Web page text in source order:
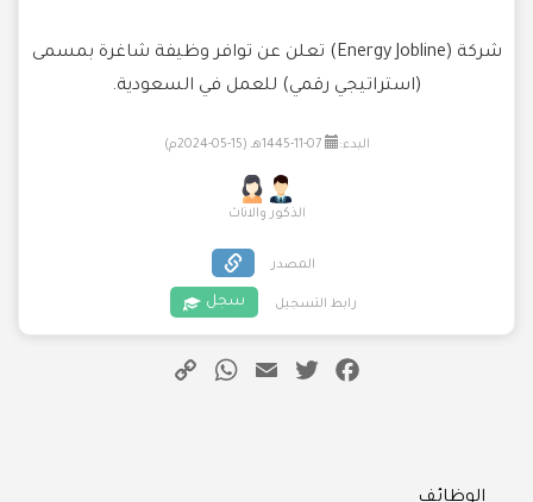
شركة (Energy Jobline) تعلن عن توافر وظيفة شاغرة بمسمى
(استراتيجي رقمي) للعمل في السعودية.
البدء: 07-11-1445هـ (15-05-2024م)
الذكور والاناث
المصدر
رابط التسجيل سجل
Facebook
Twitter
Email
WhatsApp
Categories